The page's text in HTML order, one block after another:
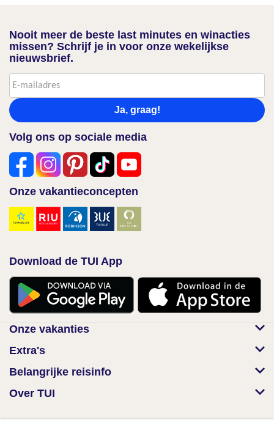
Nooit meer de beste last minutes en winacties
missen? Schrijf je in voor onze wekelijkse
nieuwsbrief.
Ja, graag!
Volg ons op sociale media
Onze vakantieconcepten
Download de TUI App
Onze vakanties
Extra's
Belangrijke reisinfo
Over TUI